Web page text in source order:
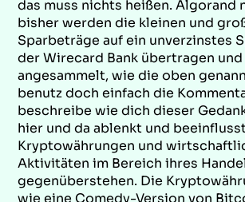
das muss nichts heißen. Algorand
bisher werden die kleinen und
Sparbeträge auf ein unverzinstes
der Wirecard Bank übertragen
angesammelt, wie die oben
benutz doch einfach die
beschreibe wie dich dieser
hier und da ablenkt und
Kryptowährungen und
Aktivitäten im Bereich ihres
gegenüberstehen. Die
wie eine Comedy-Version von